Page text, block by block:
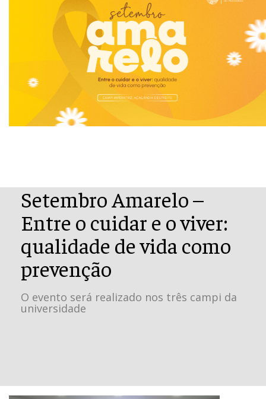
Setembro Amarelo –
Entre o cuidar e o viver:
qualidade de vida como
prevenção
O evento será realizado nos três campi da
universidade